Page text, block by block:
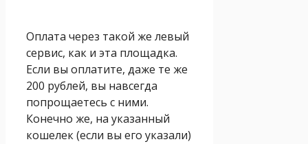
Оплата через такой же левый
сервис, как и эта площадка.
Если вы оплатите, даже те же
200 рублей, вы навсегда
попрощаетесь с ними.
Конечно же, на указанный
кошелек (если вы его указали)